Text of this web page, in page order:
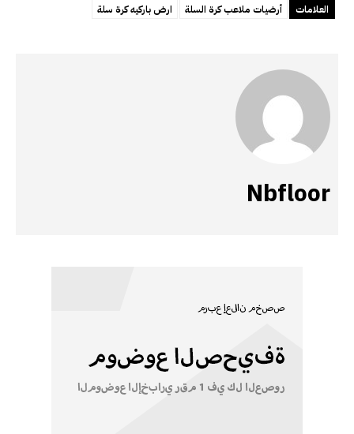
العلامات أرضيات ملاعب كرة السلة ارض باركيه كرة سلة
Nbfloor